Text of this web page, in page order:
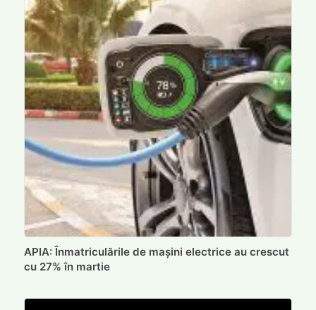
APIA: Înmatriculările de mașini electrice au crescut
cu 27% în martie